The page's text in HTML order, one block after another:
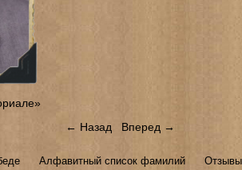
← Назад Вперед →
Алфавитный список фамилий Отзывы